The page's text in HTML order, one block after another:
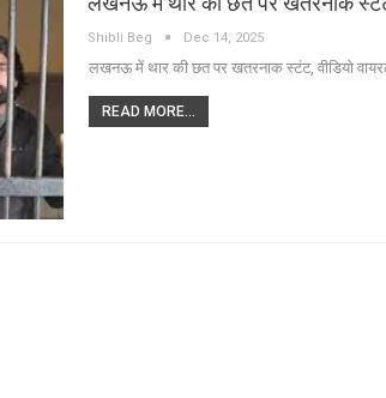
Shibli Beg Dec 14, 2025
लखनऊ में थार की छत पर खतरनाक स्टंट, वीडियो
READ MORE...